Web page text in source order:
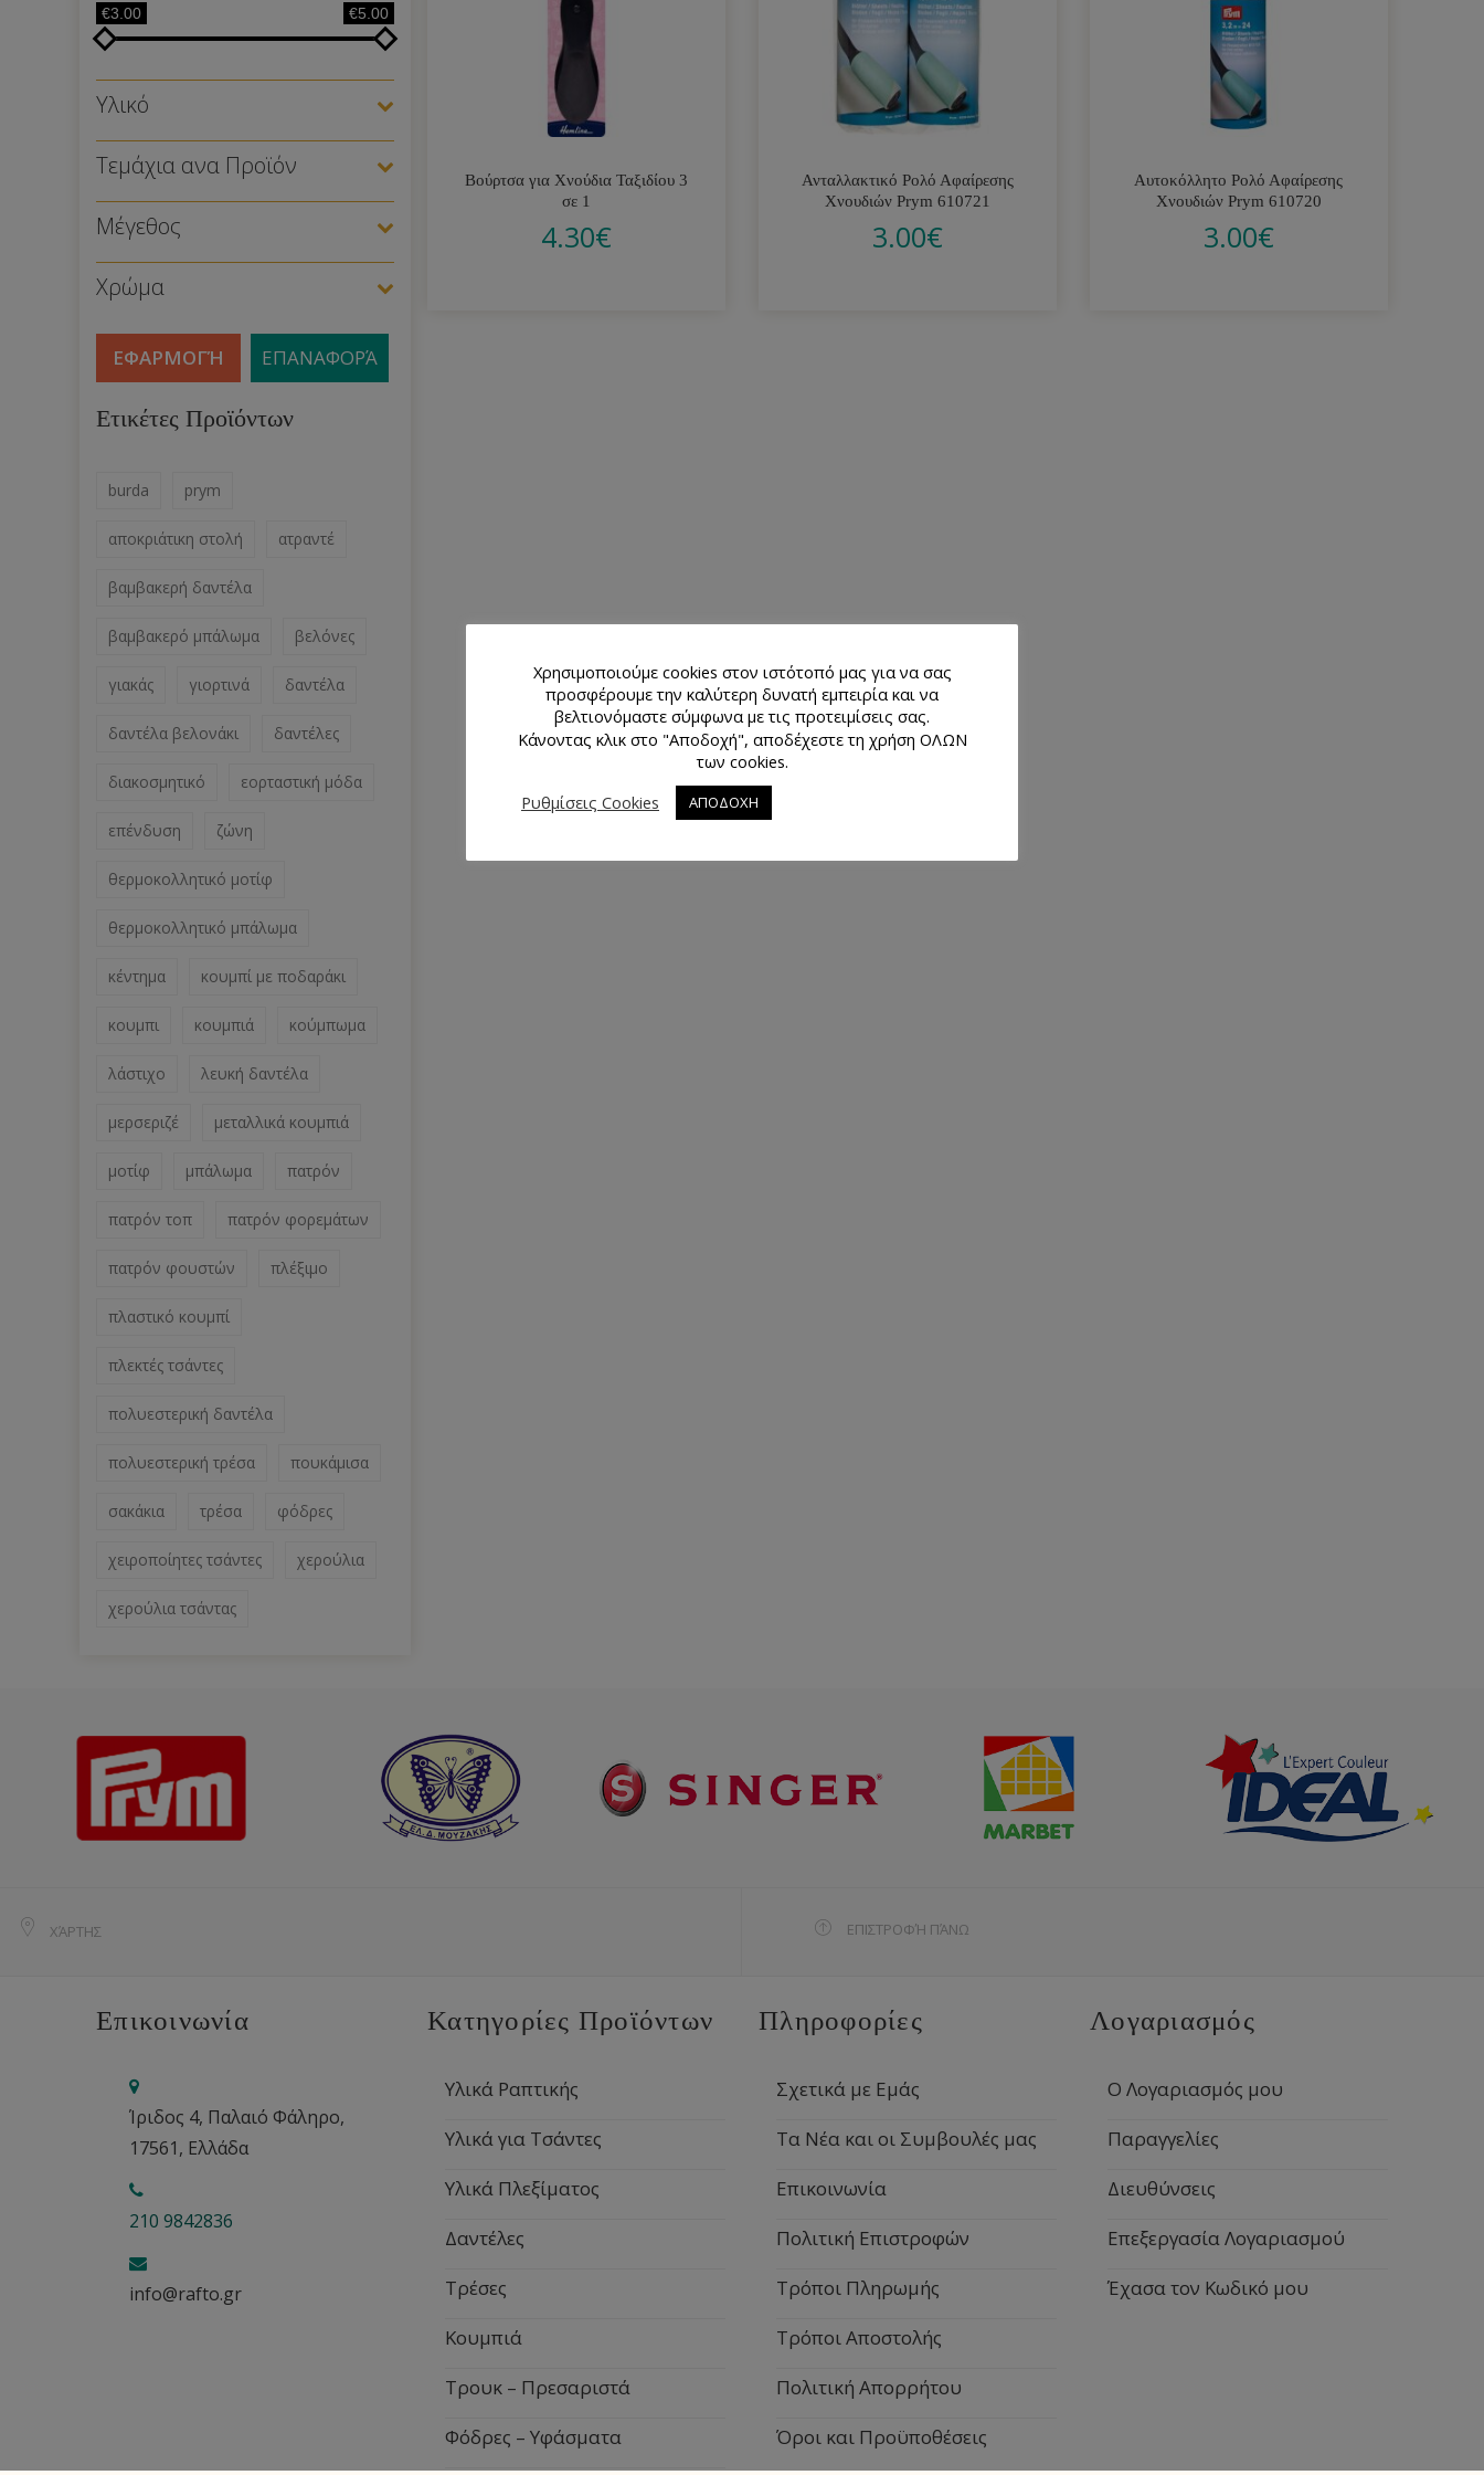
€3.00 €5.00
Υλικό
Τεμάχια ανα Προϊόν
Μέγεθος
Χρώμα
ΕΦΑΡΜΟΓΉ ΕΠΑΝΑΦΟΡΆ
Ετικέτες Προϊόντων
burda prym
αποκριάτικη στολή ατραντέ
βαμβακερή δαντέλα
βαμβακερό μπάλωμα βελόνες
γιακάς γιορτινά δαντέλα
δαντέλα βελονάκι δαντέλες
διακοσμητικό εορταστική μόδα
επένδυση ζώνη
θερμοκολλητικό μοτίφ
θερμοκολλητικό μπάλωμα
κέντημα κουμπί με ποδαράκι
κουμπι κουμπιά κούμπωμα
λάστιχο λευκή δαντέλα
μερσεριζέ μεταλλικά κουμπιά
μοτίφ μπάλωμα πατρόν
πατρόν τοπ πατρόν φορεμάτων
πατρόν φουστών πλέξιμο
πλαστικό κουμπί
πλεκτές τσάντες
πολυεστερική δαντέλα
πολυεστερική τρέσα πουκάμισα
σακάκια τρέσα φόδρες
χειροποίητες τσάντες χερούλια
χερούλια τσάντας
Βούρτσα για Χνούδια Ταξιδίου 3
σε 1
4.30€
Ανταλλακτικό Ρολό Αφαίρεσης
Χνουδιών Prym 610721
3.00€
Αυτοκόλλητο Ρολό Αφαίρεσης
Χνουδιών Prym 610720
3.00€
ΧΆΡΤΗΣ ΕΠΙΣΤΡΟΦΉ ΠΆΝΩ
Επικοινωνία
Ίριδος 4, Παλαιό Φάληρο,
17561, Ελλάδα
210 9842836
info@rafto.gr
Κατηγορίες Προϊόντων
Υλικά Ραπτικής
Υλικά για Τσάντες
Υλικά Πλεξίματος
Δαντέλες
Τρέσες
Κουμπιά
Τρουκ – Πρεσαριστά
Φόδρες – Υφάσματα
Πληροφορίες
Σχετικά με Εμάς
Τα Νέα και οι Συμβουλές μας
Επικοινωνία
Πολιτική Επιστροφών
Τρόποι Πληρωμής
Τρόποι Αποστολής
Πολιτική Απορρήτου
Όροι και Προϋποθέσεις
Λογαριασμός
Ο Λογαριασμός μου
Παραγγελίες
Διευθύνσεις
Επεξεργασία Λογαριασμού
Έχασα τον Κωδικό μου
Χρησιμοποιούμε cookies στον ιστότοπό μας για να σας
προσφέρουμε την καλύτερη δυνατή εμπειρία και να
βελτιονόμαστε σύμφωνα με τις προτειμίσεις σας.
Κάνοντας κλικ στο "Αποδοχή", αποδέχεστε τη χρήση ΟΛΩΝ
των cookies.
Ρυθμίσεις Cookies
ΑΠΟΔΟΧΗ